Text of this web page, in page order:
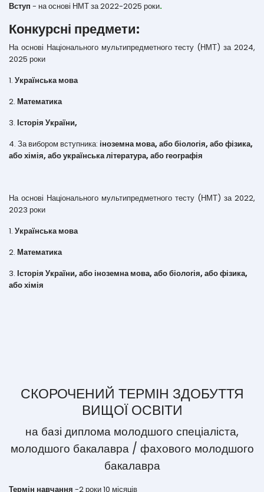
Вступ - на основі НМТ за 2022-2025 роки.
Конкурсні предмети:
На основі Національного мультипредметного тесту (НМТ) за 2024,
2025 роки
1. Українська мова
2. Математика
3. Історія України,
4. За вибором вступника: іноземна мова, або біологія, або фізика,
або хімія, або українська література, або географія
На основі Національного мультипредметного тесту (НМТ) за 2022,
2023 роки
1. Українська мова
2. Математика
3. Історія України, або іноземна мова, або біологія, або фізика,
або хімія
СКОРОЧЕНИЙ ТЕРМІН ЗДОБУТТЯ
ВИЩОЇ ОСВІТИ
на базі диплома молодшого спеціаліста,
молодшого бакалавра / фахового молодшого
бакалавра
Термін навчання -2 роки 10 місяців